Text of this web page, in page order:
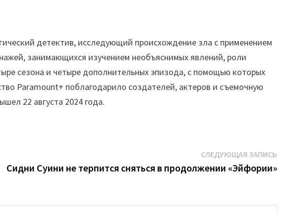
детектив, исследующий происхождение зла с применением
занимающихся изучением необъяснимых явлений, роли
сезона и четыре дополнительных эпизода, с помощью которых
Paramount+ поблагодарило создателей, актеров и съемочную
22 августа 2024 года.
СЛЕДУЮЩАЯ ЗАПИСЬ
Сидни Суини не терпится сняться в продолжении «Эйфории»